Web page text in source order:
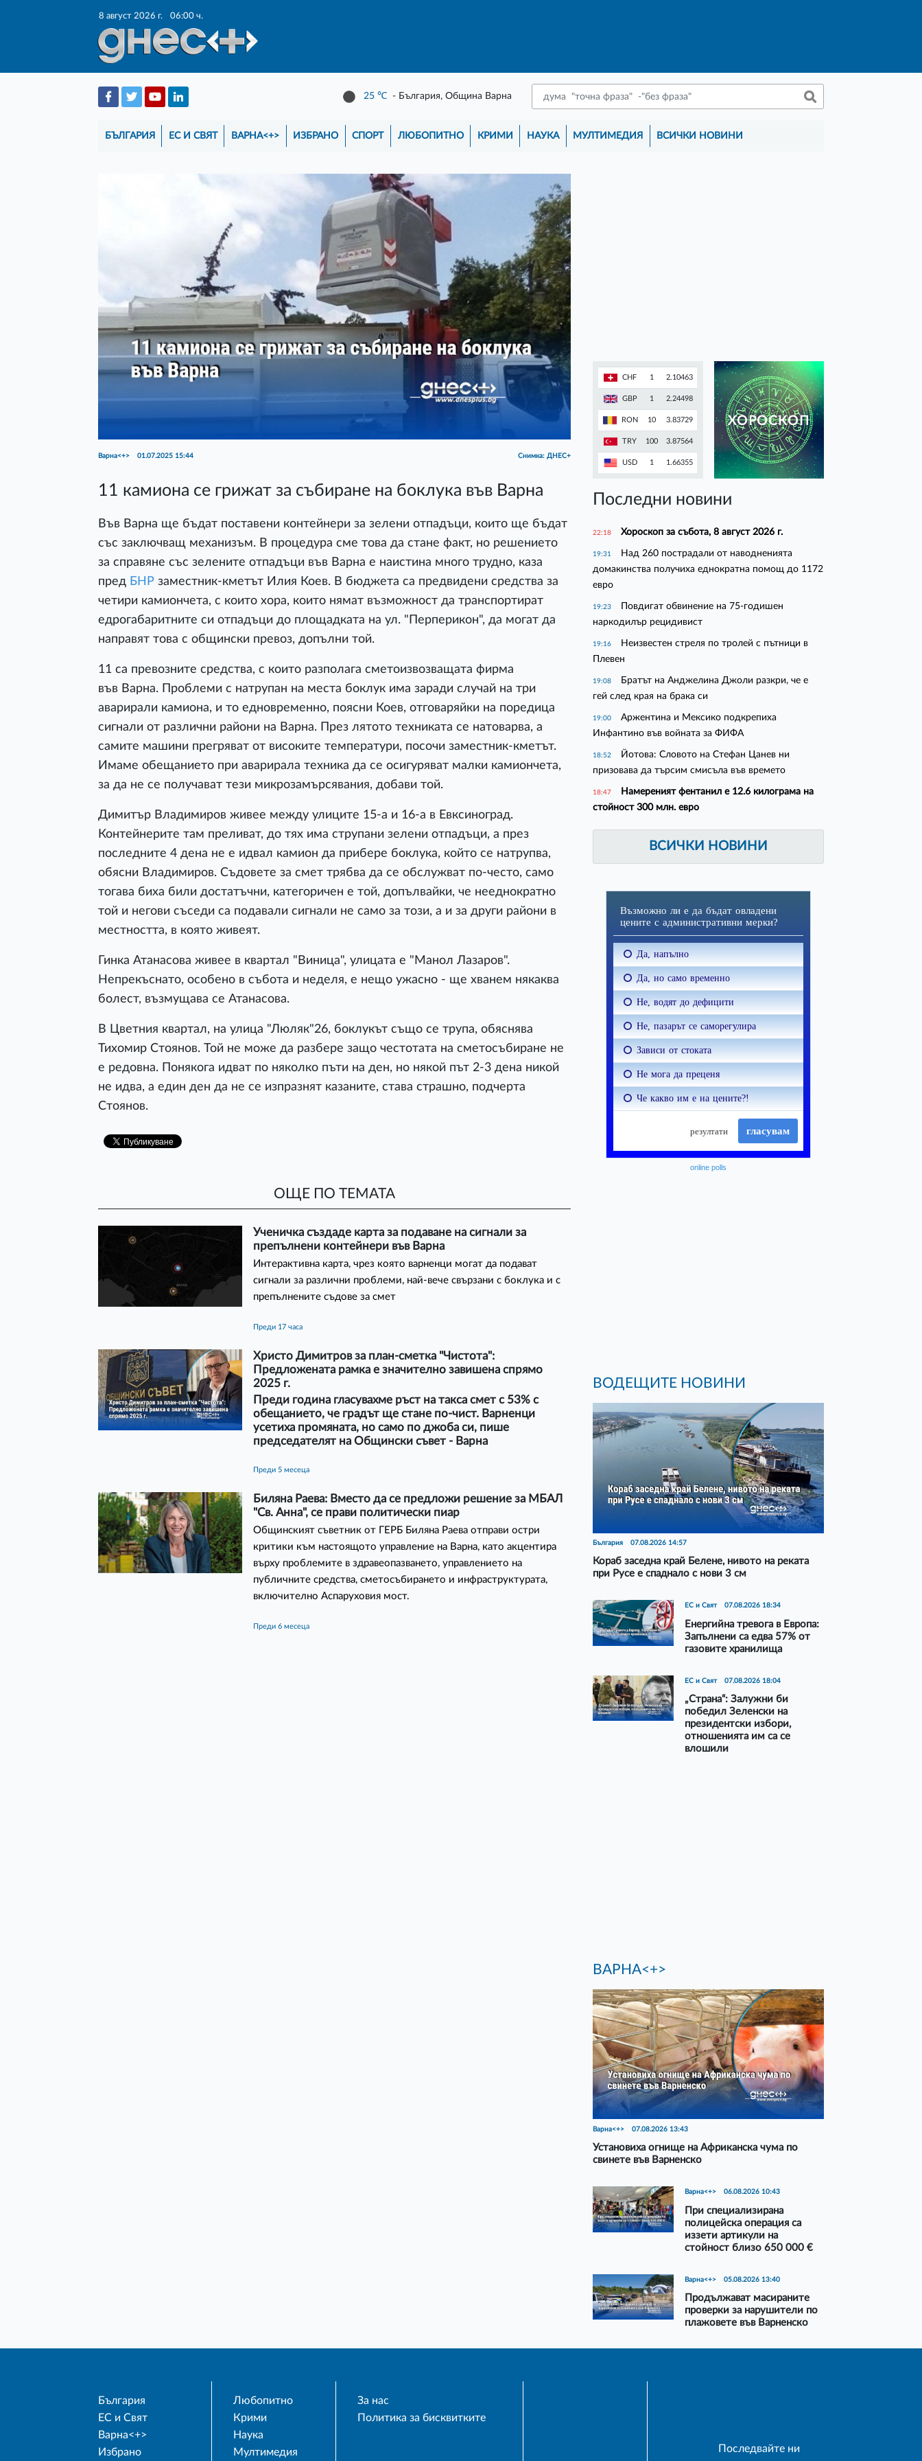
8 август 2026 г. 06:00 ч.
25 ℃ - България, Община Варна
БЪЛГАРИЯ ЕС И СВЯТ ВАРНА<+> ИЗБРАНО СПОРТ ЛЮБОПИТНО КРИМИ НАУКА МУЛТИМЕДИЯ ВСИЧКИ НОВИНИ
Варна<+> 01.07.2025 15:44 Снимка: ДНЕС+
11 камиона се грижат за събиране на боклука във Варна
Във Варна ще бъдат поставени контейнери за зелени отпадъци, които ще бъдат
със заключващ механизъм. В процедура сме това да стане факт, но решението
за справяне със зелените отпадъци във Варна е наистина много трудно, каза
пред БНР заместник-кметът Илия Коев. В бюджета са предвидени средства за
четири камиончета, с които хора, които нямат възможност да транспортират
едрогабаритните си отпадъци до площадката на ул. "Перперикон", да могат да
направят това с общински превоз, допълни той.
11 са превозните средства, с които разполага сметоизвозващата фирма
във Варна. Проблеми с натрупан на места боклук има заради случай на три
аварирали камиона, и то едновременно, поясни Коев, отговаряйки на поредица
сигнали от различни райони на Варна. През лятото техниката се натоварва, а
самите машини прегряват от високите температури, посочи заместник-кметът.
Имаме обещанието при аварирала техника да се осигуряват малки камиончета,
за да не се получават тези микрозамърсявания, добави той.
Димитър Владимиров живее между улиците 15-а и 16-а в Евксиноград.
Контейнерите там преливат, до тях има струпани зелени отпадъци, а през
последните 4 дена не е идвал камион да прибере боклука, който се натрупва,
обясни Владимиров. Съдовете за смет трябва да се обслужват по-често, само
тогава биха били достатъчни, категоричен е той, допълвайки, че нееднократно
той и негови съседи са подавали сигнали не само за този, а и за други райони в
местността, в която живеят.
Гинка Атанасова живее в квартал "Виница", улицата е "Манол Лазаров".
Непрекъснато, особено в събота и неделя, е нещо ужасно - ще хванем някаква
болест, възмущава се Атанасова.
В Цветния квартал, на улица "Люляк"26, боклукът също се трупа, обяснява
Тихомир Стоянов. Той не може да разбере защо честотата на сметосъбиране не
е редовна. Понякога идват по няколко пъти на ден, но някой път 2-3 дена никой
не идва, а един ден да не се изпразнят казаните, става страшно, подчерта
Стоянов.
ОЩЕ ПО ТЕМАТА
Ученичка създаде карта за подаване на сигнали за
препълнени контейнери във Варна
Интерактивна карта, чрез която варненци могат да подават
сигнали за различни проблеми, най-вече свързани с боклука и с
препълнените съдове за смет
преди 17 часа
Христо Димитров за план-сметка "Чистота":
Предложената рамка е значително завишена спрямо
2025 г.
Преди година гласувахме ръст на такса смет с 53% с
обещанието, че градът ще стане по-чист. Варненци
усетиха промяната, но само по джоба си, пише
председателят на Общински съвет - Варна
преди 5 месеца
Биляна Раева: Вместо да се предложи решение за МБАЛ
"Св. Анна", се прави политически пиар
Общинският съветник от ГЕРБ Биляна Раева отправи остри
критики към настоящото управление на Варна, като акцентира
върху проблемите в здравеопазването, управлението на
публичните средства, сметосъбирането и инфраструктурата,
включително Аспаруховия мост.
преди 6 месеца
CHF 1 2.10463
GBP 1 2.24498
RON 10 3.83729
TRY 100 3.87564
USD 1 1.66355
ХОРОСКОП
Последни новини
22:18 Хороскоп за събота, 8 август 2026 г.
19:31
Над 260 пострадали от наводненията
домакинства получиха еднократна помощ до 1172
евро
19:23
Повдигат обвинение на 75-годишен
наркодилър рецидивист
19:16
Неизвестен стреля по тролей с пътници в
Плевен
19:08
Братът на Анджелина Джоли разкри, че е
гей след края на брака си
19:00
Аржентина и Мексико подкрепиха
Инфантино във войната за ФИФА
18:52
Йотова: Словото на Стефан Цанев ни
призовава да търсим смисъла във времето
18:47
Намереният фентанил е 12.6 килограма на
стойност 300 млн. евро
ВСИЧКИ НОВИНИ
online polls
ВОДЕЩИТЕ НОВИНИ
България 07.08.2026 14:57
Кораб заседна край Белене, нивото на реката
при Русе е спаднало с нови 3 см
ЕС и Свят 07.08.2026 18:34
Енергийна тревога в Европа:
Запълнени са едва 57% от
газовите хранилища
ЕС и Свят 07.08.2026 18:04
„Страна“: Залужни би
победил Зеленски на
президентски избори,
отношенията им са се
влошили
ВАРНА<+>
Варна<+> 07.08.2026 13:43
Установиха огнище на Африканска чума по
свинете във Варненско
Варна<+> 06.08.2026 10:43
При специализирана
полицейска операция са
иззети артикули на
стойност близо 650 000 €
Варна<+> 05.08.2026 13:40
Продължават масираните
проверки за нарушители по
плажовете във Варненско
България
ЕС и Свят
Варна<+>
Избрано
Любопитно
Крими
Наука
Мултимедия
За нас
Политика за бисквитките
Последвайте ни